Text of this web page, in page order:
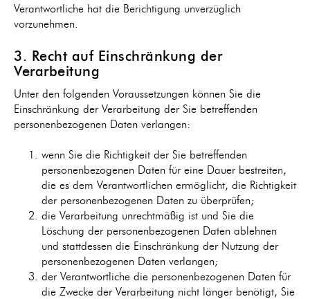
Verantwortliche hat die Berichtigung unverzüglich
vorzunehmen.
3. Recht auf Einschränkung der
Verarbeitung
Unter den folgenden Voraussetzungen können Sie die
Einschränkung der Verarbeitung der Sie betreffenden
personenbezogenen Daten verlangen:
wenn Sie die Richtigkeit der Sie betreffenden
personenbezogenen Daten für eine Dauer bestreiten,
die es dem Verantwortlichen ermöglicht, die Richtigkeit
der personenbezogenen Daten zu überprüfen;
die Verarbeitung unrechtmäßig ist und Sie die
Löschung der personenbezogenen Daten ablehnen
und stattdessen die Einschränkung der Nutzung der
personenbezogenen Daten verlangen;
der Verantwortliche die personenbezogenen Daten für
die Zwecke der Verarbeitung nicht länger benötigt, Sie